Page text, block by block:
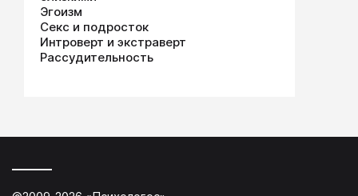
Эгоизм
Секс и подросток
Интроверт и экстраверт
Рассудительность